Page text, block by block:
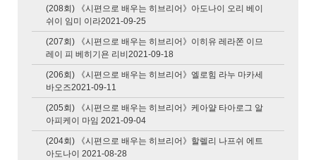
(208회) 《시편으로 배우는 히브리어》아도나이 오리 베이
쉬이 임미 이라2021-09-25
(207회) 《시편으로 배우는 히브리어》이히유 레라쫀 이므
레이 피 베히기욘 리비2021-09-18
(206회) 《시편으로 배우는 히브리어》엘로힘 라누 마카세
바오즈2021-09-11
(205회) 《시편으로 배우는 히브리어》케아얄 타아로그 알
아피케이 마임 2021-09-04
(204회) 《시편으로 배우는 히브리어》할렐리 나프쉬 에트
아도나이 2021-08-28